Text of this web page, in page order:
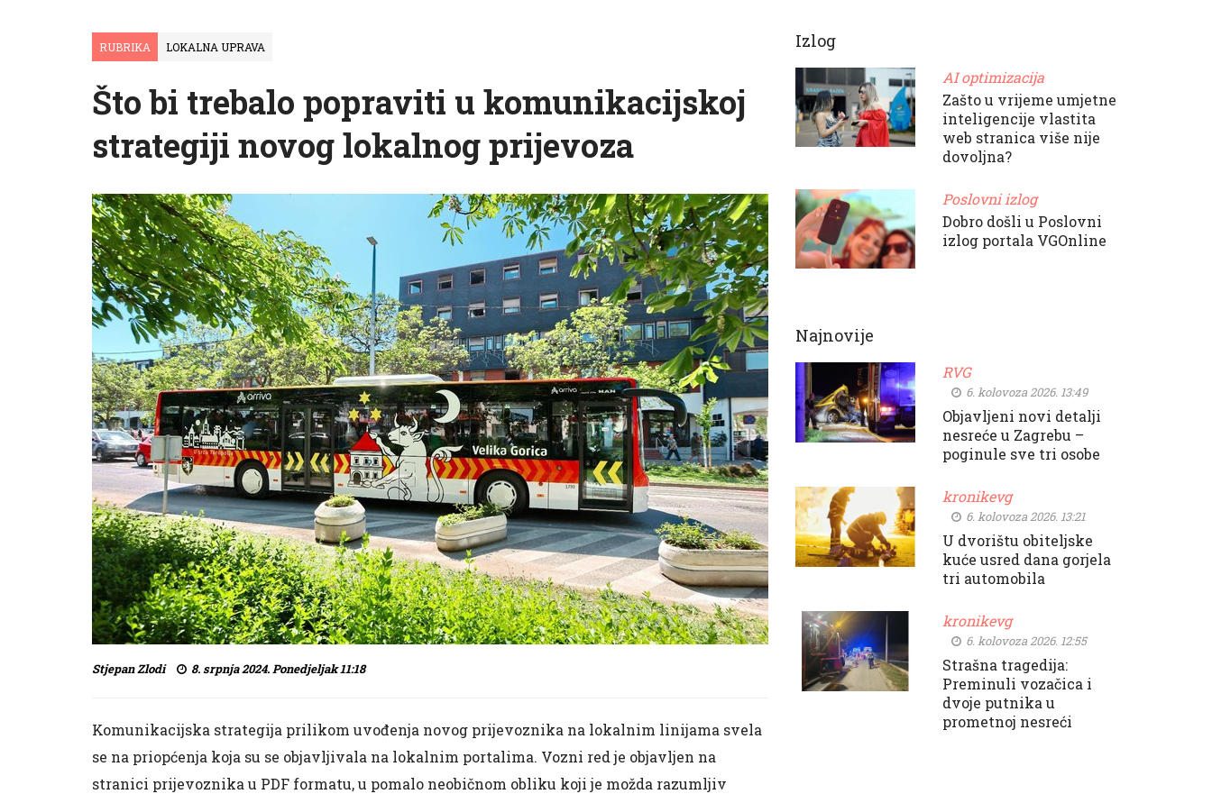
RUBRIKA LOKALNA UPRAVA
Što bi trebalo popraviti u komunikacijskoj
strategiji novog lokalnog prijevoza
Stjepan Zlodi 8. srpnja 2024. Ponedjeljak 11:18
Komunikacijska strategija prilikom uvođenja novog prijevoznika na lokalnim linijama svela
se na priopćenja koja su se objavljivala na lokalnim portalima. Vozni red je objavljen na
stranici prijevoznika u PDF formatu, u pomalo neobičnom obliku koji je možda razumljiv
Izlog
AI optimizacija
Zašto u vrijeme umjetne
inteligencije vlastita
web stranica više nije
dovoljna?
Poslovni izlog
Dobro došli u Poslovni
izlog portala VGOnline
Najnovije
RVG
6. kolovoza 2026. 13:49
Objavljeni novi detalji
nesreće u Zagrebu –
poginule sve tri osobe
kronikevg
6. kolovoza 2026. 13:21
U dvorištu obiteljske
kuće usred dana gorjela
tri automobila
kronikevg
6. kolovoza 2026. 12:55
Strašna tragedija:
Preminuli vozačica i
dvoje putnika u
prometnoj nesreći